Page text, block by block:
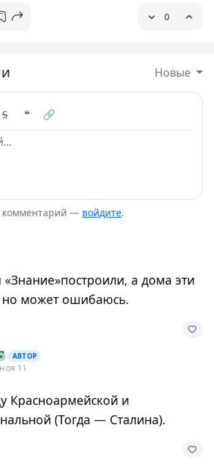
0
Новые
S ❝ 🔗
комментарий — войдите.
а дома эти
но может ошибаюсь.
АВТОР
11
Красноармейской и
(Тогда — Сталина).